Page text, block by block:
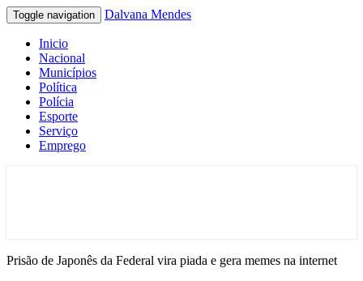
Toggle navigation Dalvana Mendes
Inicio
Nacional
Municípios
Política
Polícia
Esporte
Serviço
Emprego
Prisão de Japonês da Federal vira piada e gera memes na internet